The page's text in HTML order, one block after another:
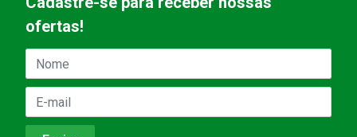
ofertas!